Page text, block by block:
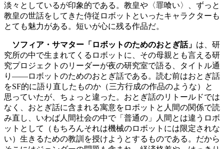
淡々としているが印象的である。教皇や〈罪喰い〉、ずっと
教皇の世話をしてきた侍従ロボットといったキャラクターも
とても魅力がある。短いが心に残る作品だ。
ソフィア・サマター「ロボットのためのおとぎ話」 は、研
究所の中で生まれてくるロボットに、その母親とも言える研
究プロジェクトのリーダーが夜の研究室で語る、タイトル通
り――ロボットのためのおとぎ話である。読む前はおとぎ話
をSF的に語り直したものか（三方行成の作品のような）と
思っていたが、ちょっと違った。おとぎ話のリトールドでは
なく、おとぎ話に含まれる寓意をロボットと人間の関係で読
み直し、いわば人間社会の中で「普通の」人間とは違うロボ
ットとして（もちろんそれは機械のロボットには限定されな
い）生きるための教訓を授けようとするものである。だから